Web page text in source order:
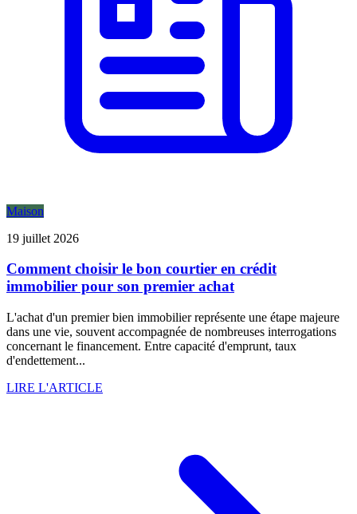
Maison
19 juillet 2026
Comment choisir le bon courtier en crédit
immobilier pour son premier achat
L'achat d'un premier bien immobilier représente une étape majeure
dans une vie, souvent accompagnée de nombreuses interrogations
concernant le financement. Entre capacité d'emprunt, taux
d'endettement...
LIRE L'ARTICLE